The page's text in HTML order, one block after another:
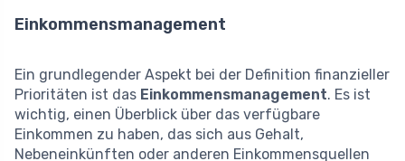
Einkommensmanagement
Ein grundlegender Aspekt bei der Definition finanzieller
Prioritäten ist das Einkommensmanagement. Es ist
wichtig, einen Überblick über das verfügbare
Einkommen zu haben, das sich aus Gehalt,
Nebeneinkünften oder anderen Einkommensquellen